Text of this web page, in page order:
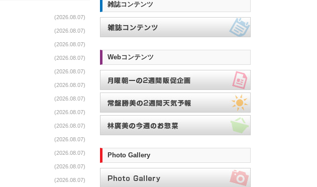
(2026.08.07)
(2026.08.07)
(2026.08.07)
(2026.08.07)
(2026.08.07)
(2026.08.07)
(2026.08.07)
(2026.08.07)
(2026.08.07)
(2026.08.07)
(2026.08.07)
(2026.08.07)
(2026.08.07)
雑誌コンテンツ
Webコンテンツ
Photo Gallery